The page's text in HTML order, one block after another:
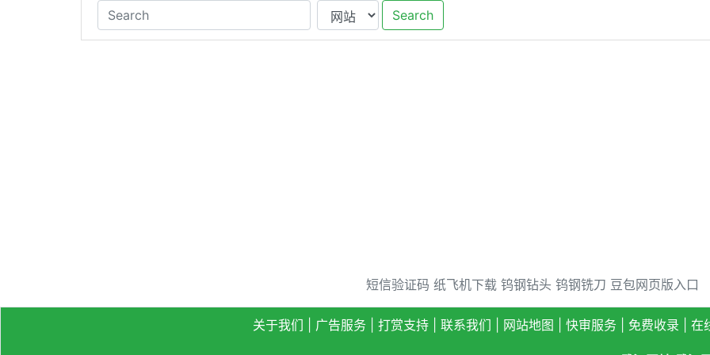
Search
短信验证码 纸飞机下载 钨钢钻头 钨钢铣刀 豆包网页版入口
关于我们 广告服务 打赏支持 联系我们 网站地图 快审服务 免费收录 在